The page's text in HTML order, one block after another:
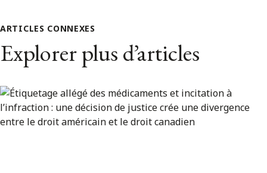
ARTICLES CONNEXES
Explorer plus d’articles